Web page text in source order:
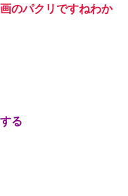
のパクリですねわか
る